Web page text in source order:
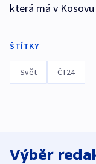
která má v
ŠTÍTKY
Svět ČT24
Výběr